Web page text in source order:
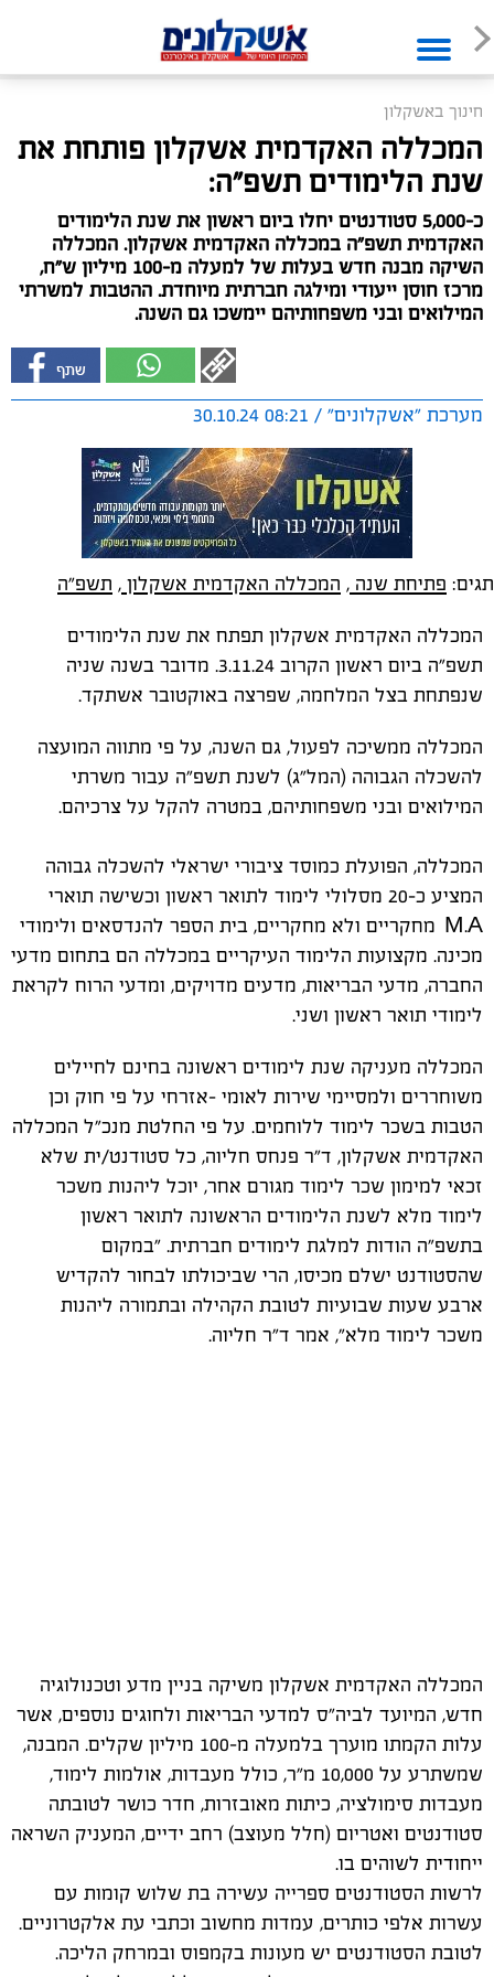
חינוך באשקלון
המכללה האקדמית אשקלון פותחת את
שנת הלימודים תשפ"ה:
כ-5,000 סטודנטים יחלו ביום ראשון את שנת הלימודים
האקדמית תשפ"ה במכללה האקדמית אשקלון. המכללה
השיקה מבנה חדש בעלות של למעלה מ-100 מיליון ש"ח,
מרכז חוסן ייעודי ומילגה חברתית מיוחדת. ההטבות למשרתי
המילואים ובני משפחותיהם יימשכו גם השנה.
מערכת "אשקלונים" / 08:21 30.10.24
תגים: פתיחת שנה , המכללה האקדמית אשקלון , תשפ"ה
המכללה האקדמית אשקלון תפתח את שנת הלימודים
תשפ"ה ביום ראשון הקרוב 3.11.24. מדובר בשנה שניה
שנפתחת בצל המלחמה, שפרצה באוקטובר אשתקד.
המכללה ממשיכה לפעול, גם השנה, על פי מתווה המועצה
להשכלה הגבוהה (המל"ג) לשנת תשפ"ה עבור משרתי
המילואים ובני משפחותיהם, במטרה להקל על צרכיהם.
המכללה, הפועלת כמוסד ציבורי ישראלי להשכלה גבוהה
המציע כ-20 מסלולי לימוד לתואר ראשון וכשישה תוארי
M.A מחקריים ולא מחקריים, בית הספר להנדסאים ולימודי
מכינה. מקצועות הלימוד העיקריים במכללה הם בתחום מדעי
החברה, מדעי הבריאות, מדעים מדויקים, ומדעי הרוח לקראת
לימודי תואר ראשון ושני.
המכללה מעניקה שנת לימודים ראשונה בחינם לחיילים
משוחררים ולמסיימי שירות לאומי -אזרחי על פי חוק וכן
הטבות בשכר לימוד ללוחמים. על פי החלטת מנכ"ל המכללה
האקדמית אשקלון, ד"ר פנחס חליוה, כל סטודנט/ית שלא
זכאי למימון שכר לימוד מגורם אחר, יוכל ליהנות משכר
לימוד מלא לשנת הלימודים הראשונה לתואר ראשון
בתשפ"ה הודות למלגת לימודים חברתית. "במקום
שהסטודנט ישלם מכיסו, הרי שביכולתו לבחור להקדיש
ארבע שעות שבועיות לטובת הקהילה ובתמורה ליהנות
משכר לימוד מלא", אמר ד"ר חליוה.
המכללה האקדמית אשקלון משיקה בניין מדע וטכנולוגיה
חדש, המיועד לביה"ס למדעי הבריאות ולחוגים נוספים, אשר
עלות הקמתו מוערך בלמעלה מ-100 מיליון שקלים. המבנה,
שמשתרע על 10,000 מ"ר, כולל מעבדות, אולמות לימוד,
מעבדות סימולציה, כיתות מאובזרות, חדר כושר לטובתה
סטודנטים ואטריום (חלל מעוצב) רחב ידיים, המעניק השראה
ייחודית לשוהים בו.
לרשות הסטודנטים ספרייה עשירה בת שלוש קומות עם
עשרות אלפי כותרים, עמדות מחשוב וכתבי עת אלקטרוניים.
לטובת הסטודנטים יש מעונות בקמפוס ובמרחק הליכה.